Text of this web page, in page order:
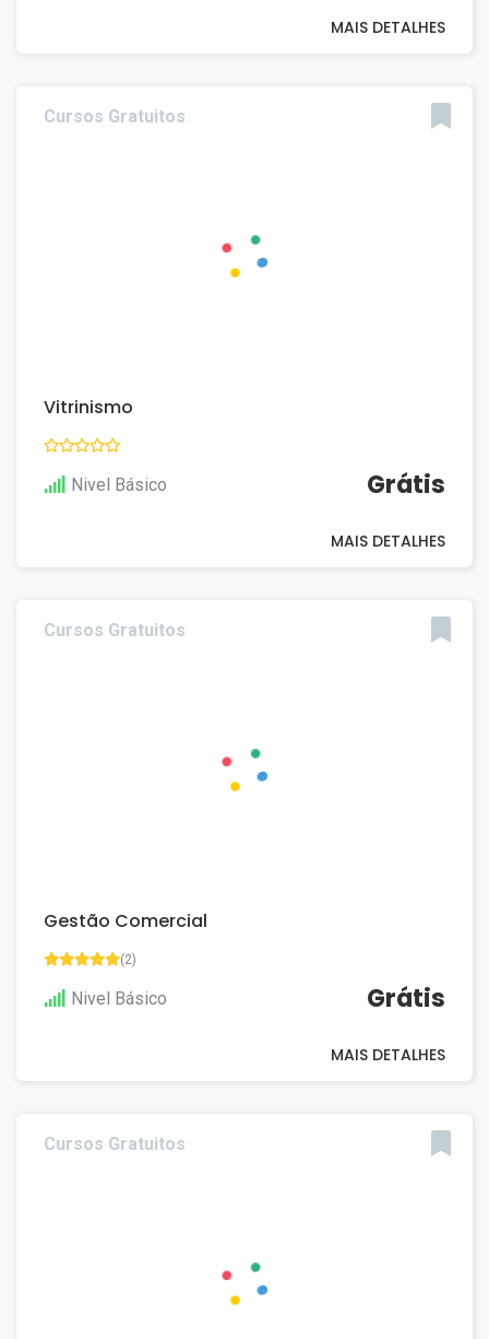
MAIS DETALHES
Cursos Gratuitos
Vitrinismo
Nivel Básico Grátis
MAIS DETALHES
Cursos Gratuitos
Gestão Comercial
(2)
Nivel Básico Grátis
MAIS DETALHES
Cursos Gratuitos